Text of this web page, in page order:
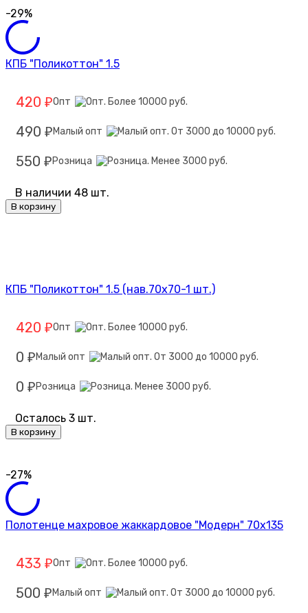
-29%
КПБ "Поликоттон" 1.5
420 ₽Опт
490 ₽ Малый опт
550 ₽ Розница
В наличии 48 шт.
В корзину
КПБ "Поликоттон" 1.5 (нав.70х70-1 шт.)
420 ₽Опт
0 ₽ Малый опт
0 ₽ Розница
Осталось 3 шт.
В корзину
-27%
Полотенце махровое жаккардовое "Модерн" 70х135
433 ₽Опт
500 ₽ Малый опт